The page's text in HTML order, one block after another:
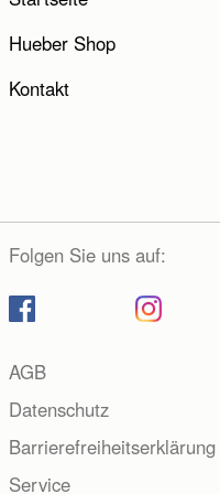
Hueber Shop
Kontakt
AGB
Datenschutz
Barrierefreiheitserklärung
Service
Folgen Sie uns auf:
Vorname:
Nachname:
Telefon:
Bitte rufen Sie mich
innerhalb unserer
Ihre Anfrage: